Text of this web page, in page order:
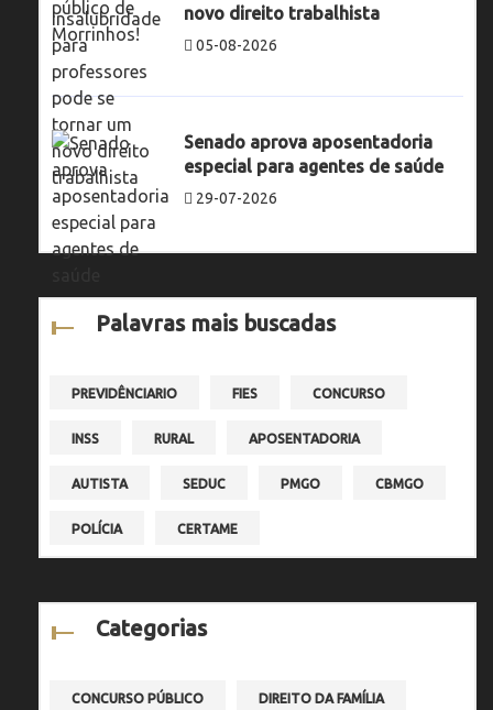
novo direito trabalhista
05-08-2026
Senado aprova aposentadoria
especial para agentes de saúde
29-07-2026
Palavras mais buscadas
PREVIDÊNCIARIO FIES CONCURSO
INSS RURAL APOSENTADORIA
AUTISTA SEDUC PMGO CBMGO
POLÍCIA CERTAME
Categorias
CONCURSO PÚBLICO DIREITO DA FAMÍLIA